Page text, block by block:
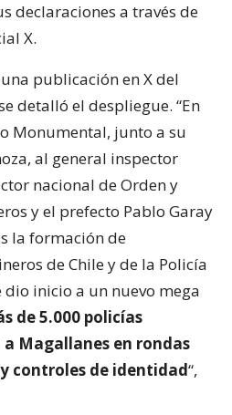
declaraciones a través de
X.
publicación en X del
detalló el despliegue. “En
Monumental, junto a su
al general inspector
nacional de Orden y
y el prefecto Pablo Garay
la formación de
de Chile y de la Policía
inicio a un nuevo mega
de 5.000 policías
Magallanes en rondas
controles de identidad“,